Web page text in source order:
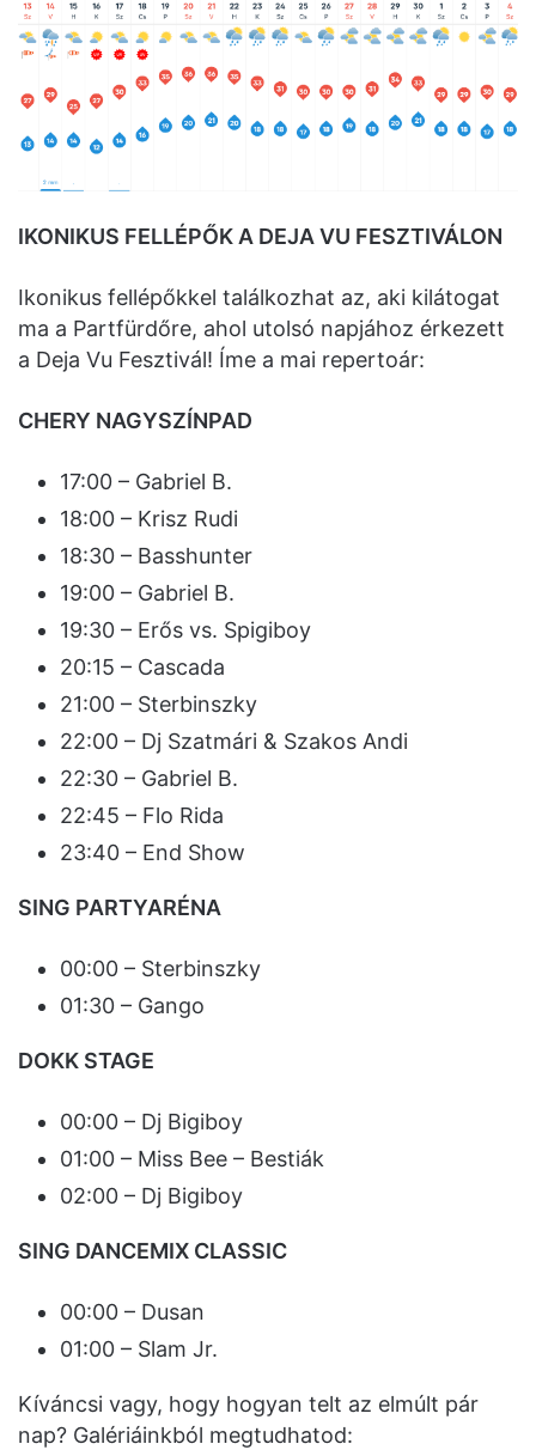
IKONIKUS FELLÉPŐK A DEJA VU FESZTIVÁLON
Ikonikus fellépőkkel találkozhat az, aki kilátogat
ma a Partfürdőre, ahol utolsó napjához érkezett
a Deja Vu Fesztivál! Íme a mai repertoár:
CHERY NAGYSZÍNPAD
17:00 – Gabriel B.
18:00 – Krisz Rudi
18:30 – Basshunter
19:00 – Gabriel B.
19:30 – Erős vs. Spigiboy
20:15 – Cascada
21:00 – Sterbinszky
22:00 – Dj Szatmári & Szakos Andi
22:30 – Gabriel B.
22:45 – Flo Rida
23:40 – End Show
SING PARTYARÉNA
00:00 – Sterbinszky
01:30 – Gango
DOKK STAGE
00:00 – Dj Bigiboy
01:00 – Miss Bee – Bestiák
02:00 – Dj Bigiboy
SING DANCEMIX CLASSIC
00:00 – Dusan
01:00 – Slam Jr.
Kíváncsi vagy, hogy hogyan telt az elmúlt pár
nap? Galériáinkból megtudhatod: